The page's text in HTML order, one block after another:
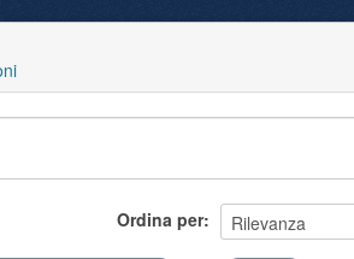
Ordina per